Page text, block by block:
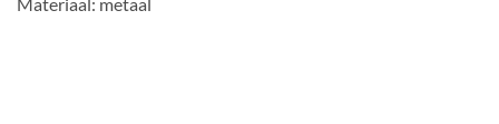
Materiaal: metaal